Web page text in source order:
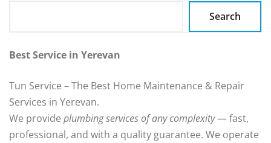
Search
Best Service in Yerevan
Tun Service – The Best Home Maintenance & Repair
Services in Yerevan.
We provide plumbing services of any complexity— fast,
professional, and with a quality guarantee. We operate